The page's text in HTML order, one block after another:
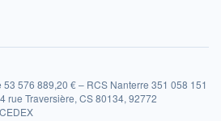
576 889,20 € – RCS Nanterre 351 058 151
rue Traversière, CS 80134, 92772